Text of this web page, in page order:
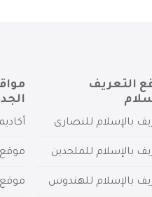
التعريف
بالإسلام للنصارى
بالإسلام للملحدين
بالإسلام للهندوس موقع